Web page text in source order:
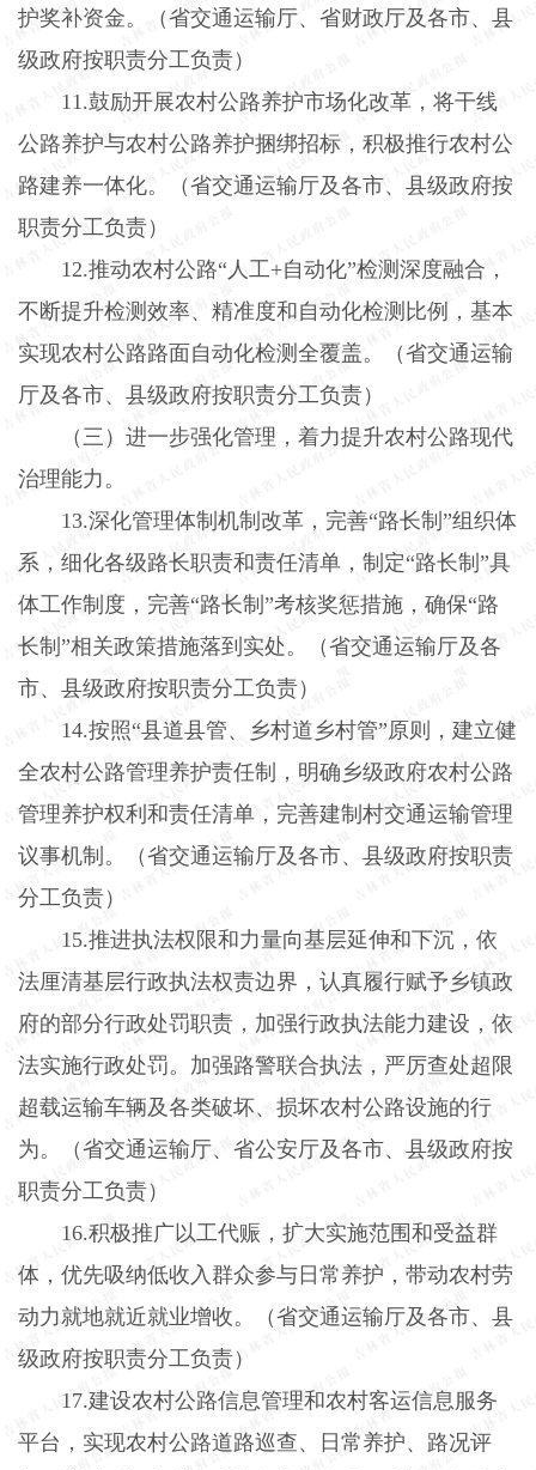
护奖补资金。（省交通运输厅、省财政厅及各市、县
级政府按职责分工负责）
11.鼓励开展农村公路养护市场化改革，将干线
公路养护与农村公路养护捆绑招标，积极推行农村公
路建养一体化。（省交通运输厅及各市、县级政府按
职责分工负责）
12.推动农村公路“人工+自动化”检测深度融合，
不断提升检测效率、精准度和自动化检测比例，基本
实现农村公路路面自动化检测全覆盖。（省交通运输
厅及各市、县级政府按职责分工负责）
（三）进一步强化管理，着力提升农村公路现代
治理能力。
13.深化管理体制机制改革，完善“路长制”组织体
系，细化各级路长职责和责任清单，制定“路长制”具
体工作制度，完善“路长制”考核奖惩措施，确保“路
长制”相关政策措施落到实处。（省交通运输厅及各
市、县级政府按职责分工负责）
14.按照“县道县管、乡村道乡村管”原则，建立健
全农村公路管理养护责任制，明确乡级政府农村公路
管理养护权利和责任清单，完善建制村交通运输管理
议事机制。（省交通运输厅及各市、县级政府按职责
分工负责）
15.推进执法权限和力量向基层延伸和下沉，依
法厘清基层行政执法权责边界，认真履行赋予乡镇政
府的部分行政处罚职责，加强行政执法能力建设，依
法实施行政处罚。加强路警联合执法，严厉查处超限
超载运输车辆及各类破坏、损坏农村公路设施的行
为。（省交通运输厅、省公安厅及各市、县级政府按
职责分工负责）
16.积极推广以工代赈，扩大实施范围和受益群
体，优先吸纳低收入群众参与日常养护，带动农村劳
动力就地就近就业增收。（省交通运输厅及各市、县
级政府按职责分工负责）
17.建设农村公路信息管理和农村客运信息服务
平台，实现农村公路道路巡查、日常养护、路况评